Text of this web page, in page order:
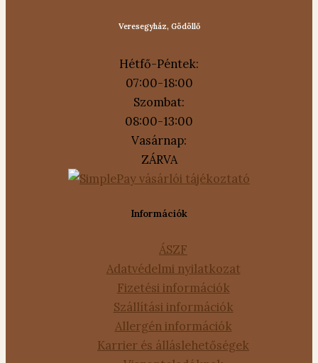
Veresegyház, Gödöllő
Hétfő-Péntek:
07:00-18:00
Szombat:
08:00-13:00
Vasárnap:
ZÁRVA
Információk
ÁSZF
Adatvédelmi nyilatkozat
Fizetési információk
Szállítási információk
Allergén információk
Karrier és álláslehetőségek